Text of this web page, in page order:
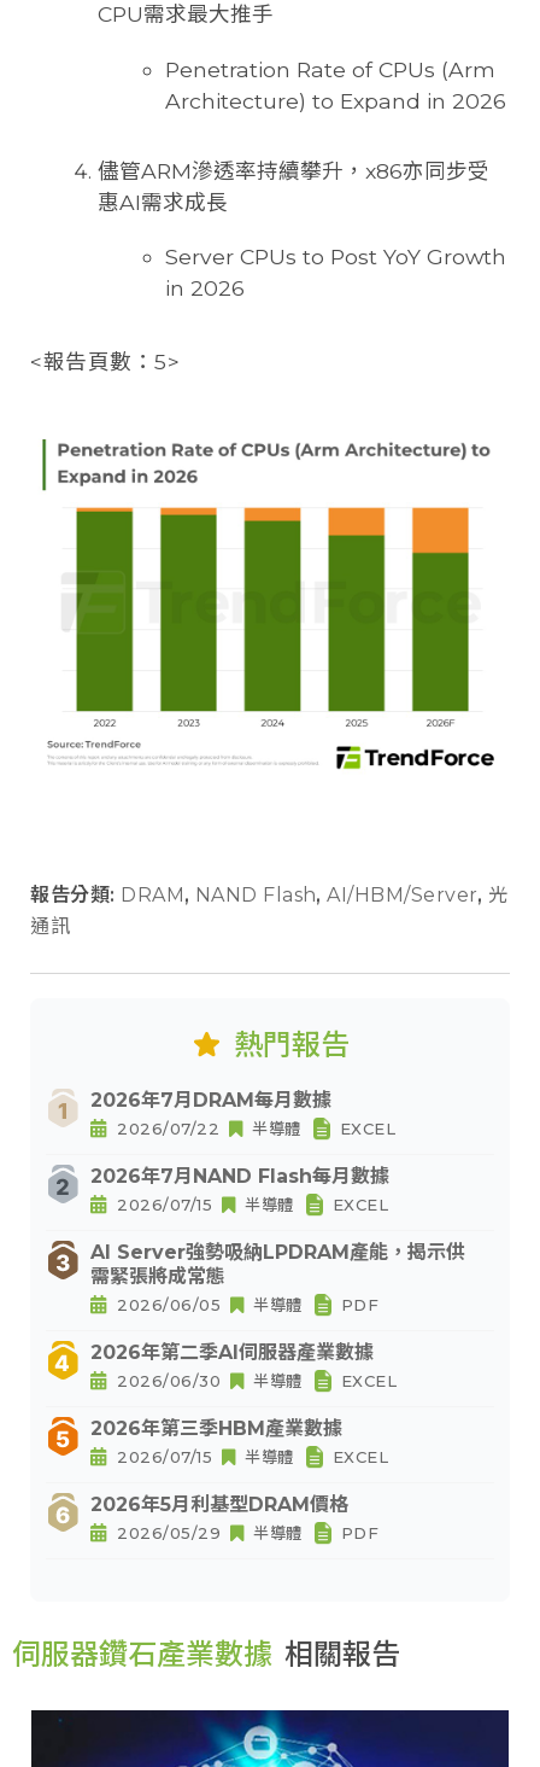
CPU需求最大推手
Penetration Rate of CPUs (Arm
Architecture) to Expand in 2026
儘管ARM滲透率持續攀升，x86亦同步受
惠AI需求成長
Server CPUs to Post YoY Growth
in 2026
<報告頁數：5>
報告分類: DRAM, NAND Flash, AI/HBM/Server, 光
通訊
熱門報告
2026年7月DRAM每月數據
2026/07/22 半導體 EXCEL
2026年7月NAND Flash每月數據
2026/07/15 半導體 EXCEL
AI Server強勢吸納LPDRAM產能，揭示供
需緊張將成常態
2026/06/05 半導體 PDF
2026年第二季AI伺服器產業數據
2026/06/30 半導體 EXCEL
2026年第三季HBM產業數據
2026/07/15 半導體 EXCEL
2026年5月利基型DRAM價格
2026/05/29 半導體 PDF
伺服器鑽石產業數據 相關報告